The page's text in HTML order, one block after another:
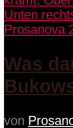
Prosanova
Was
von